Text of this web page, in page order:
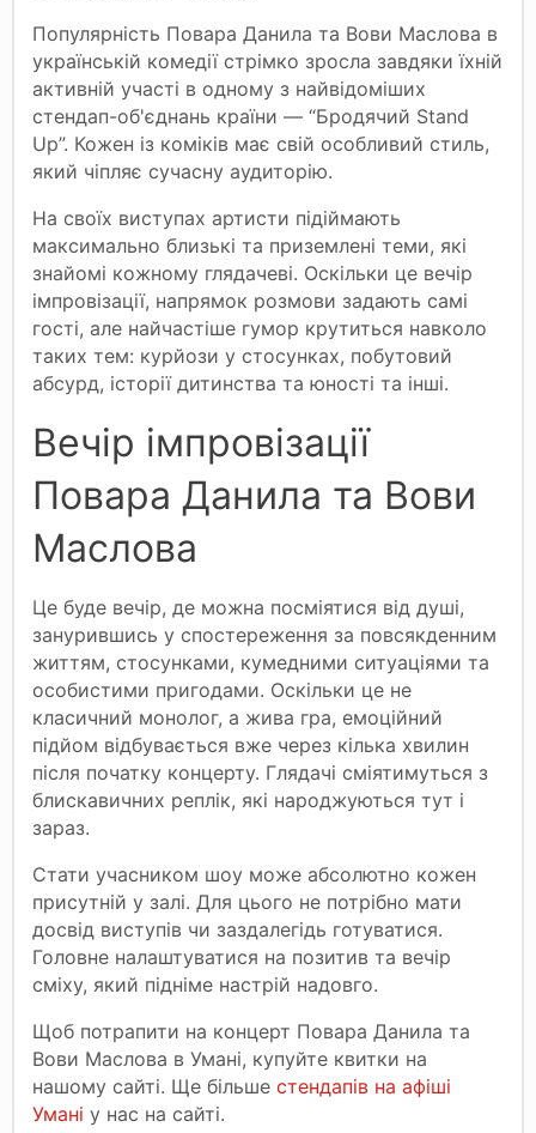
Популярність Повара Данила та Вови Маслова в
українській комедії стрімко зросла завдяки їхній
активній участі в одному з найвідоміших
стендап-об'єднань країни — “Бродячий Stand
Up”. Кожен із коміків має свій особливий стиль,
який чіпляє сучасну аудиторію.
На своїх виступах артисти підіймають
максимально близькі та приземлені теми, які
знайомі кожному глядачеві. Оскільки це вечір
імпровізації, напрямок розмови задають самі
гості, але найчастіше гумор крутиться навколо
таких тем: курйози у стосунках, побутовий
абсурд, історії дитинства та юності та інші.
Вечір імпровізації
Повара Данила та Вови
Маслова
Це буде вечір, де можна посміятися від душі,
занурившись у спостереження за повсякденним
життям, стосунками, кумедними ситуаціями та
особистими пригодами. Оскільки це не
класичний монолог, а жива гра, емоційний
підйом відбувається вже через кілька хвилин
після початку концерту. Глядачі сміятимуться з
блискавичних реплік, які народжуються тут і
зараз.
Стати учасником шоу може абсолютно кожен
присутній у залі. Для цього не потрібно мати
досвід виступів чи заздалегідь готуватися.
Головне налаштуватися на позитив та вечір
сміху, який підніме настрій надовго.
Щоб потрапити на концерт Повара Данила та
Вови Маслова в Умані, купуйте квитки на
нашому сайті. Ще більше стендапів на афіші
Умані у нас на сайті.